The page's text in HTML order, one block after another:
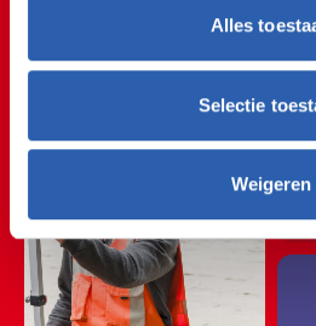
Alles
Selectie
Weigeren